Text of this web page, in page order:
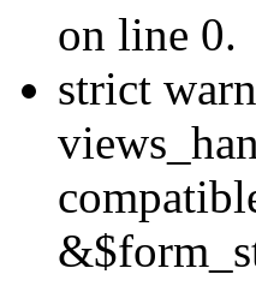
on line 0.
strict